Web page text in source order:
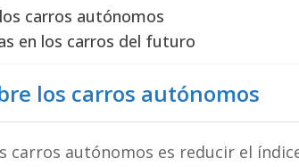
carros autónomos
en los carros del futuro
los carros autónomos
carros autónomos es reducir el